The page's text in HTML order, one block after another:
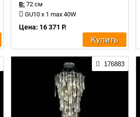
В: 72 см
GU10 x 1 max 40W
Цена: 16 371 Р.
Купить
176883